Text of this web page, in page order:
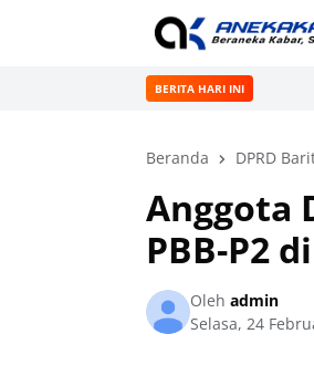
BERITA HARI INI
Beranda DPRD
Anggota
PBB-P2
Oleh admin
Selasa, 24